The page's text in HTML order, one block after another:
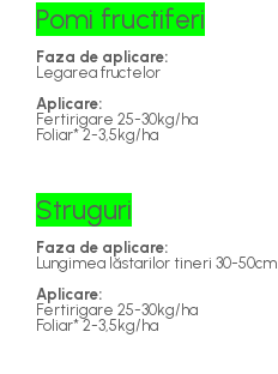
Pomi fructiferi
Faza de aplicare:
Legarea fructelor
Aplicare:
Fertirigare 25-30kg/ha
Foliar* 2-3,5kg/ha
Struguri
Faza de aplicare:
Lungimea lăstarilor tineri 30-50cm
Aplicare:
Fertirigare 25-30kg/ha
Foliar* 2-3,5kg/ha